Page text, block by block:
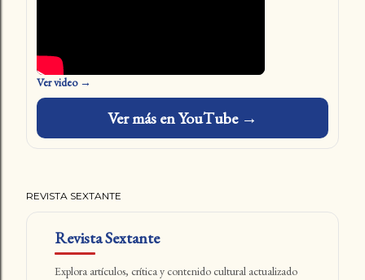
Ver video →
Ver más en YouTube →
REVISTA SEXTANTE
Revista Sextante
Explora artículos, crítica y contenido cultural actualizado